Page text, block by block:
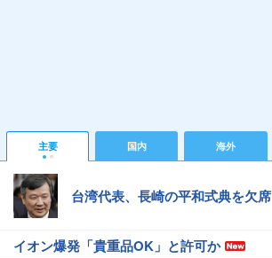
主要 国内 海外
台湾代表、長崎の平和式典を欠席
イオン爆発「貴重品OK」と許可か